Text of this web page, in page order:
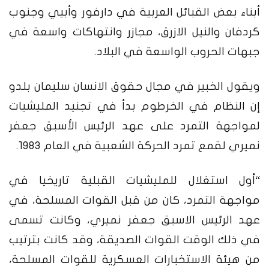
أبناء بعض القبائل العربية في دارفور وأبيي وجنوب
كردفان والنيل الازرق، مجازر وانتهاكات واسعة في
جبهات الحروب الواسعة في البلاد.
ويقول الخبير في مجال حقوق الانسان سليمان بلدو
إن النظام في الخرطوم بدأ في تجنيد المليشيات
لمواجهة التمرد على عهد الرئيس الأسبق جعفر
نميري لقمع تمرد الحركة الشعبية في العام 1983.
“أول استغلال للمليشيات القبلية تاريخيا في
مواجهة التمرد، كان من قبل القوات المسلحة، في
عهد الرئيس الاسبق جعفر نميري، وكانت تسمى
في ذلك الوقت القوات الصديقة، وقد كانت بترتيب
من هيئة الاستخبارات العسكرية للقوات المسلحة،